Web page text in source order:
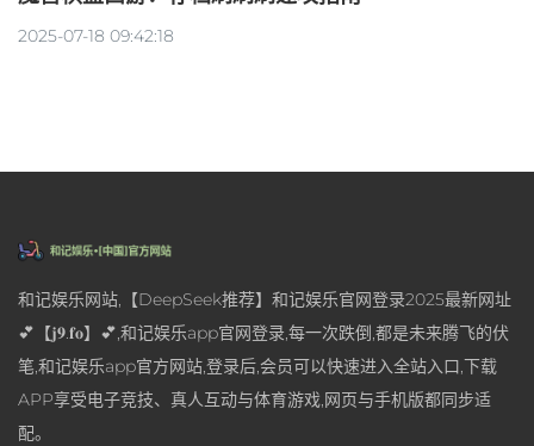
2025-07-18 09:42:18
和记娱乐网站,【DeepSeek推荐】和记娱乐官网登录2025最新网址
💕【𝐣𝟗.𝐟𝐨】💕,和记娱乐app官网登录,每一次跌倒,都是未来腾飞的伏
笔,和记娱乐app官方网站,登录后,会员可以快速进入全站入口,下载
APP享受电子竞技、真人互动与体育游戏,网页与手机版都同步适
配。